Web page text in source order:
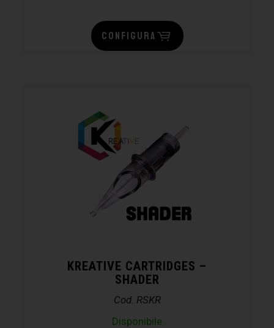
CONFIGURA
KREATIVE CARTRIDGES –
SHADER
Cod. RSKR
Disponibile